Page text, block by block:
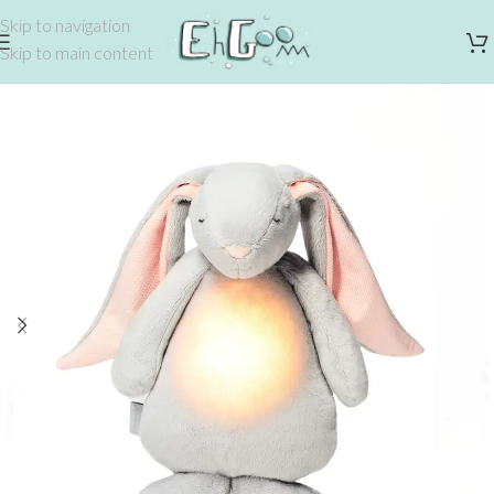
Skip to navigation
Skip to main content